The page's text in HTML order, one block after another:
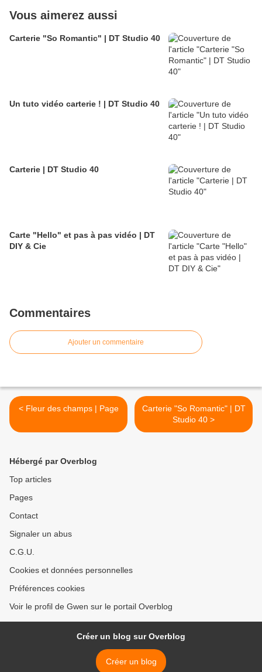
Vous aimerez aussi
Carterie "So Romantic" | DT Studio 40
Un tuto vidéo carterie ! | DT Studio 40
Carterie | DT Studio 40
Carte "Hello" et pas à pas vidéo | DT
DIY & Cie
Commentaires
Ajouter un commentaire
< Fleur des champs | Page
Carterie "So Romantic" | DT
Studio 40 >
Hébergé par Overblog
Top articles
Pages
Contact
Signaler un abus
C.G.U.
Cookies et données personnelles
Préférences cookies
Voir le profil de Gwen sur le portail Overblog
Créer un blog sur Overblog
Créer un blog